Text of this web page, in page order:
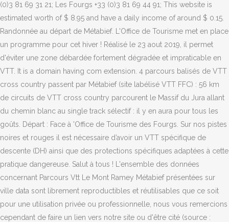
(0)3 81 69 31 21; Les Fourgs +33 (0)3 81 69 44 91; This website is
estimated worth of $ 8.95 and have a daily income of around $ 0.15.
Randonnée au départ de Métabief. L'Office de Tourisme met en place
un programme pour cet hiver ! Réalisé le 23 aout 2019, il permet
d'éviter une zone débardée fortement dégradée et impraticable en
VTT. It is a domain having com extension. 4 parcours balisés de VTT
cross country passent par Métabief (site labélisé VTT FFC) : 56 km
de circuits de VTT cross country parcourent le Massif du Jura allant
du chemin blanc au single track sélectif : il y en aura pour tous les
goûts. Départ : Face à 'Office de Tourisme des Fourgs. Sur nos pistes
noires et rouges il est nécessaire d’avoir un VTT spécifique de
descente (DH) ainsi que des protections spécifiques adaptées à cette
pratique dangereuse. Salut à tous ! L'ensemble des données
concernant Parcours Vtt Le Mont Ramey Métabief présentées sur
ville data sont librement reproductibles et réutilisables que ce soit
pour une utilisation privée ou professionnelle, nous vous remercions
cependant de faire un lien vers notre site ou d'être cité (source :